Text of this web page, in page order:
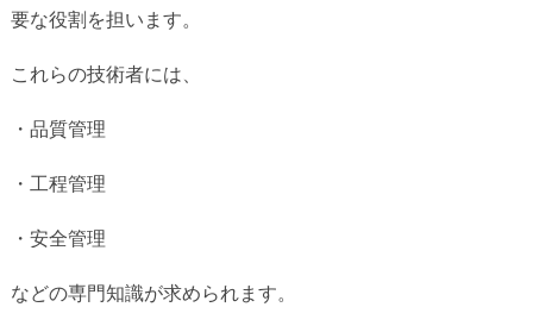
要な役割を担います。
これらの技術者には、
・品質管理
・工程管理
・安全管理
などの専門知識が求められます。